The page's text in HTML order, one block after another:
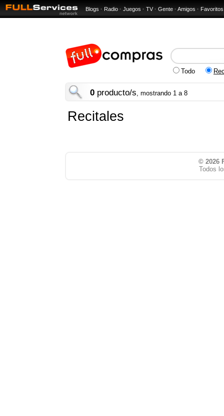
Blogs · Radio · Juegos · TV · Gente · Amigos · Favoritos
Todo
0 producto/s, mostrando 1 a 8
Recitales
© 2026
Todos